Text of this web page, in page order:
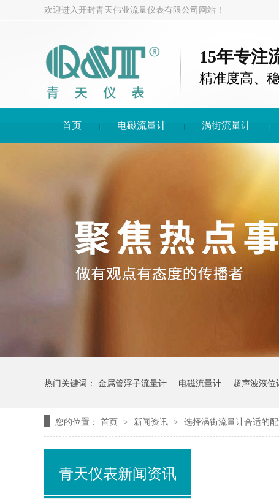
欢迎进入开封青天伟业流量仪表有限公司网站！
15年专注
精准度高、
首页 电磁流量计 涡街流量计
热门关键词： 金属管浮子流量计 电磁流量计 超声波液位
您的位置： 首页 > 新闻资讯 > 选择涡街流量计合适的
青天仪表新闻资讯